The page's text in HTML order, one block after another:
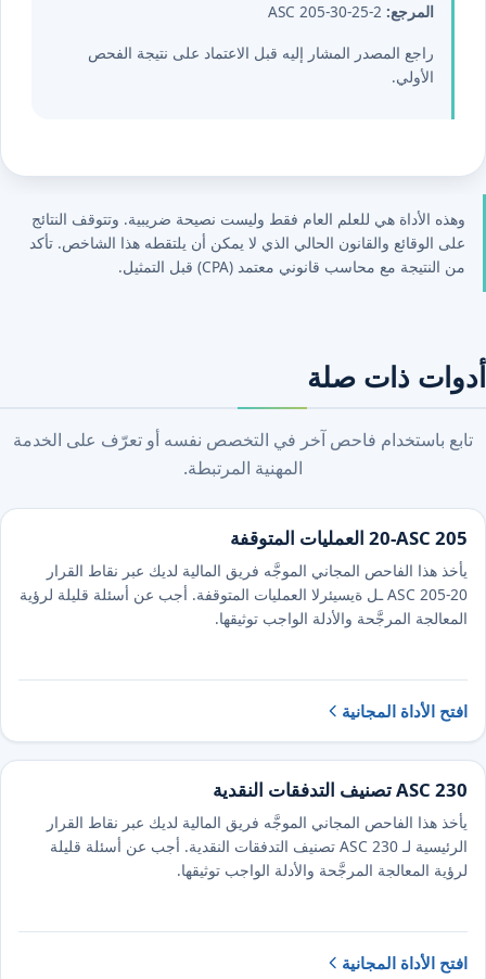
المرجع:
راجع المصدر المشار إليه قبل الاعتماد على نتيجة الفحص
الأولي.
وهذه الأداة هي للعلم العام فقط وليست نصيحة ضريبية. وتتوقف النتائج
على الوقائع والقانون الحالي الذي لا يمكن أن يلتقطه هذا الشاخص. تأكد
من النتيجة مع محاسب قانوني معتمد (CPA) قبل التمثيل.
أدوات ذات صلة
تابع باستخدام فاحص آخر في التخصص نفسه أو تعرّف على الخدمة
المهنية المرتبطة.
يأخذ هذا الفاحص المجاني الموجَّه فريق المالية لديك عبر نقاط القرار
الرئيسية لـ ⁦ASC ⁦205⁩⁩-⁦20⁩ العمليات المتوقفة. أجب عن أسئلة قليلة لرؤية
المعالجة المرجَّحة والأدلة الواجب توثيقها.
افتح الأداة المجانية
ASC 230 تصنيف التدفقات النقدية
يأخذ هذا الفاحص المجاني الموجَّه فريق المالية لديك عبر نقاط القرار
الرئيسية لـ ASC 230 تصنيف التدفقات النقدية. أجب عن أسئلة قليلة
لرؤية المعالجة المرجَّحة والأدلة الواجب توثيقها.
افتح الأداة المجانية